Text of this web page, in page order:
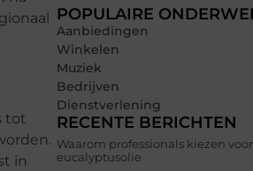
tot
in
POPULAIRE
Aanbiedingen
Winkelen
Muziek
Bedrijven
Dienstverlening
RECENTE BERICHTEN
Waarom professionals kiezen voor
eucalyptusolie